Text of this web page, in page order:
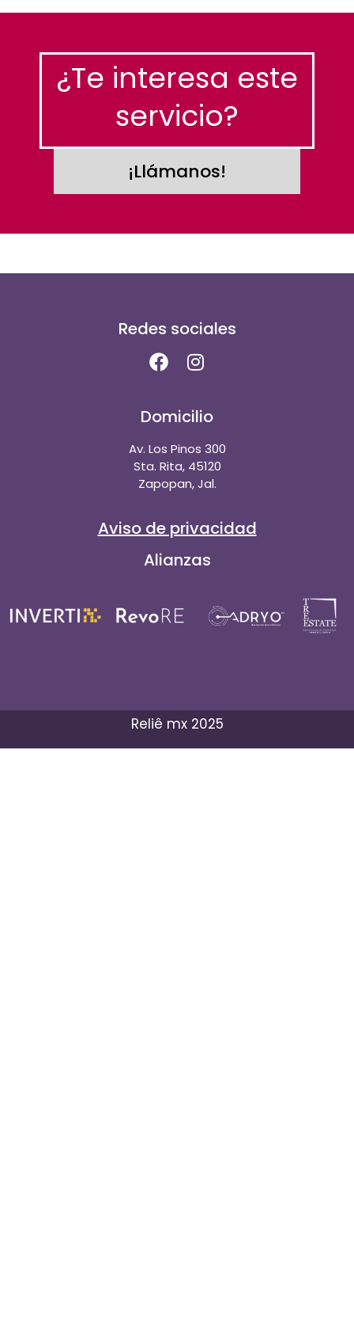
¿Te interesa este
servicio?
¡Llámanos!
Redes sociales
Domicilio
Av. Los Pinos 300
Sta. Rita, 45120
Zapopan, Jal.
Aviso de privacidad
Alianzas
Reliê mx 2025